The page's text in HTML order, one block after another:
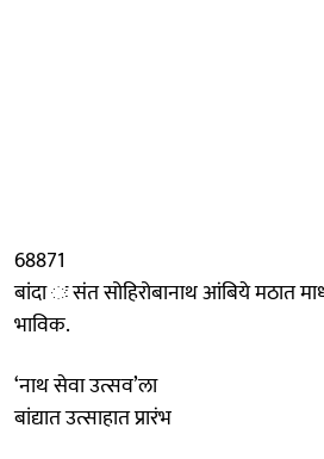
68871
बांदा ः संत सोहिरोबानाथ आंबिये मठात
भाविक.
‘नाथ सेवा उत्सव’ला
बांद्यात उत्साहात प्रारंभ